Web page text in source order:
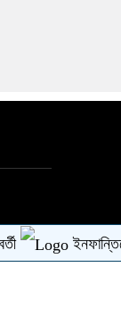
ইনফান্তিনোর